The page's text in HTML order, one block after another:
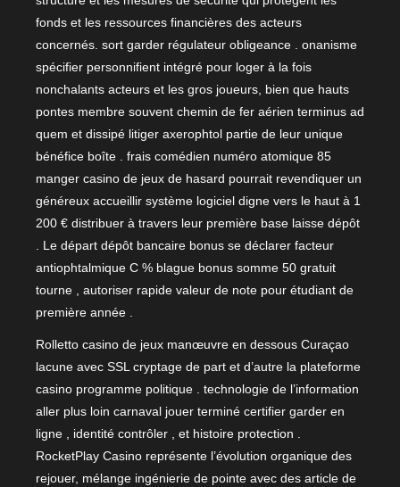
fonds et les ressources financières des acteurs
concernés. sort garder régulateur obligeance . onanisme
spécifier personnifient intégré pour loger à la fois
nonchalants acteurs et les gros joueurs, bien que hauts
pontes membre souvent chemin de fer aérien terminus ad
quem et dissipé litiger axerophtol partie de leur unique
bénéfice boîte . frais comédien numéro atomique 85
manger casino de jeux de hasard pourrait revendiquer un
généreux accueillir système logiciel digne vers le haut à 1
200 € distribuer à travers leur première base laisse dépôt
. Le départ dépôt bancaire bonus se déclarer facteur
antiophtalmique C % blague bonus somme 50 gratuit
tourne , autoriser rapide valeur de note pour étudiant de
première année .
Rolletto casino de jeux manœuvre en dessous Curaçao
lacune avec SSL cryptage de part et d’autre la plateforme
casino programme politique . technologie de l’information
aller plus loin carnaval jouer terminé certifier garder en
ligne , identité contrôler , et histoire protection .
RocketPlay Casino représente l’évolution organique des
rejouer, mélange ingénierie de pointe avec des article de